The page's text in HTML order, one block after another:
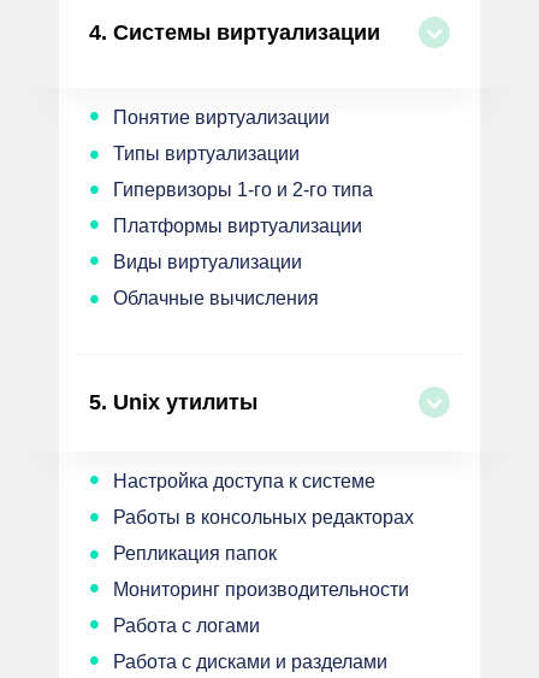
4. Системы виртуализации
Понятие виртуализации
•
Типы виртуализации
•
Гипервизоры 1-го и 2-го типа
•
Платформы виртуализации
•
Виды виртуализации
•
Облачные вычисления
•
5. Unix утилиты
Настройка доступа к системе
•
Репликация папок
•
Работы в консольных редакторах
•
Мониторинг производительности
•
Работа с логами
•
Работа с дисками и разделами
•